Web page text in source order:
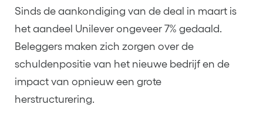
Sinds de aankondiging van de deal in maart is
het aandeel Unilever ongeveer 7% gedaald.
Beleggers maken zich zorgen over de
schuldenpositie van het nieuwe bedrijf en de
impact van opnieuw een grote
herstructurering.